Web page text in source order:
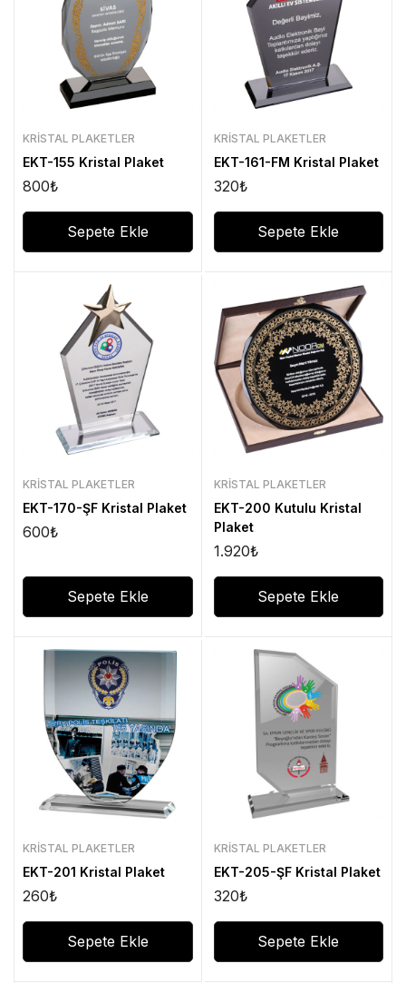
KRISTAL PLAKETLER
EKT-155 Kristal Plaket
800₺
Sepete Ekle
KRISTAL PLAKETLER
EKT-161-FM Kristal Plaket
320₺
Sepete Ekle
KRISTAL PLAKETLER
EKT-170-ŞF Kristal Plaket
600₺
Sepete Ekle
KRISTAL PLAKETLER
EKT-200 Kutulu Kristal
Plaket
1.920₺
Sepete Ekle
KRISTAL PLAKETLER
EKT-201 Kristal Plaket
260₺
Sepete Ekle
KRISTAL PLAKETLER
EKT-205-ŞF Kristal Plaket
320₺
Sepete Ekle